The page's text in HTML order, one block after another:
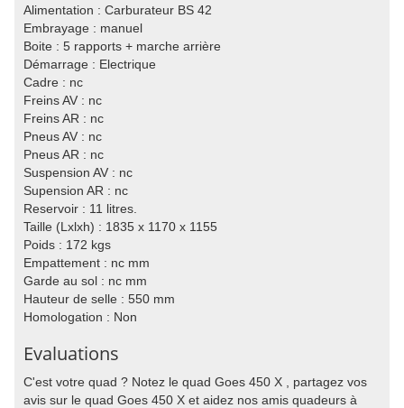
Alimentation : Carburateur BS 42
Embrayage : manuel
Boite : 5 rapports + marche arrière
Démarrage : Electrique
Cadre : nc
Freins AV : nc
Freins AR : nc
Pneus AV : nc
Pneus AR : nc
Suspension AV : nc
Supension AR : nc
Reservoir : 11 litres.
Taille (Lxlxh) : 1835 x 1170 x 1155
Poids : 172 kgs
Empattement : nc mm
Garde au sol : nc mm
Hauteur de selle : 550 mm
Homologation : Non
Evaluations
C'est votre quad ? Notez le quad Goes 450 X , partagez vos
avis sur le quad Goes 450 X et aidez nos amis quadeurs à